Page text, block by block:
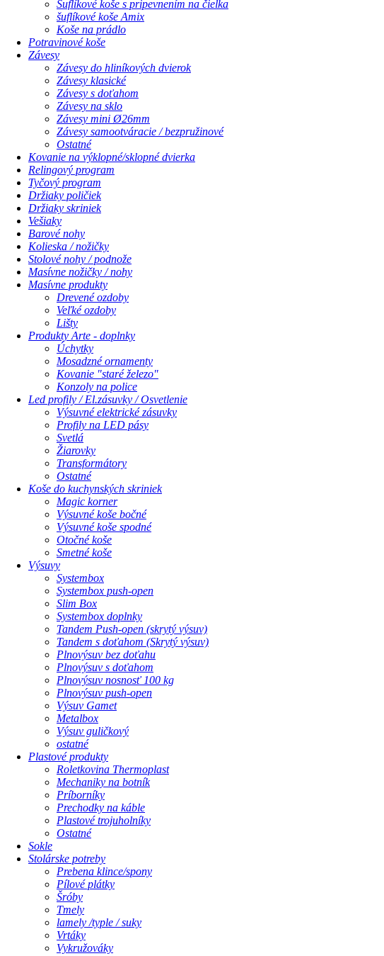
Šuflíkové koše s pripevnením na čielka
šuflíkové koše Amix
Koše na prádlo
Potravinové koše
Závesy
Závesy do hliníkových dvierok
Závesy klasické
Závesy s doťahom
Závesy na sklo
Závesy mini Ø26mm
Závesy samootváracie / bezpružinové
Ostatné
Kovanie na výklopné/sklopné dvierka
Relingový program
Tyčový program
Držiaky poličiek
Držiaky skriniek
Vešiaky
Barové nohy
Kolieska / nožičky
Stolové nohy / podnože
Masívne nožičky / nohy
Masívne produkty
Drevené ozdoby
Veľké ozdoby
Lišty
Produkty Arte - doplnky
Úchytky
Mosadzné ornamenty
Kovanie "staré železo"
Konzoly na police
Led profily / El.zásuvky / Osvetlenie
Výsuvné elektrické zásuvky
Profily na LED pásy
Svetlá
Žiarovky
Transformátory
Ostatné
Koše do kuchynských skriniek
Magic korner
Výsuvné koše bočné
Výsuvné koše spodné
Otočné koše
Smetné koše
Výsuvy
Systembox
Systembox push-open
Slim Box
Systembox doplnky
Tandem Push-open (skrytý výsuv)
Tandem s doťahom (Skrytý výsuv)
Plnovýsuv bez doťahu
Plnovýsuv s doťahom
Plnovýsuv nosnosť 100 kg
Plnovýsuv push-open
Výsuv Gamet
Metalbox
Výsuv guličkový
ostatné
Plastové produkty
Roletkovina Thermoplast
Mechaniky na botník
Príborníky
Prechodky na káble
Plastové trojuholníky
Ostatné
Sokle
Stolárske potreby
Prebena klince/spony
Pílové plátky
Šróby
Tmely
lamely /typle / suky
Vrtáky
Vykružováky